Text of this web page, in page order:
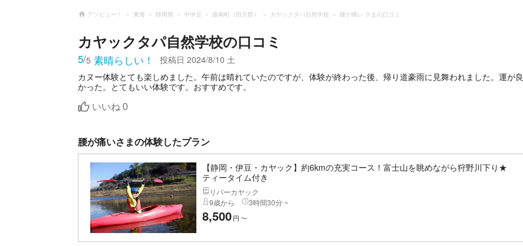
アソビュー！ 東海 静岡県 中伊豆 函南町（田方郡） カヤックタパ自然学校 腰が痛い さまの口コミ
カヤックタパ自然学校の口コミ
5/5 素晴らしい！ 投稿日 2024/8/10 土
カヌー体験とても楽しめました。午前は晴れていたのですが、体験が終わった後、帰り道豪雨に見舞われました。運が良
かった。とてもいい体験です。おすすめです。
いいね 0
腰が痛いさまの体験したプラン
【静岡・伊豆・カヤック】約6kmの充実コース！富士山を眺めながら狩野川下り★
ティータイム付き
リバーカヤック
9歳から
3時間30分 ~
8,500円 〜